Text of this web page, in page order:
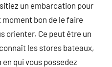
un embarcation pour
bon de le faire
orienter. Ce peut être un
les stores bateaux,
en qui vous possedez